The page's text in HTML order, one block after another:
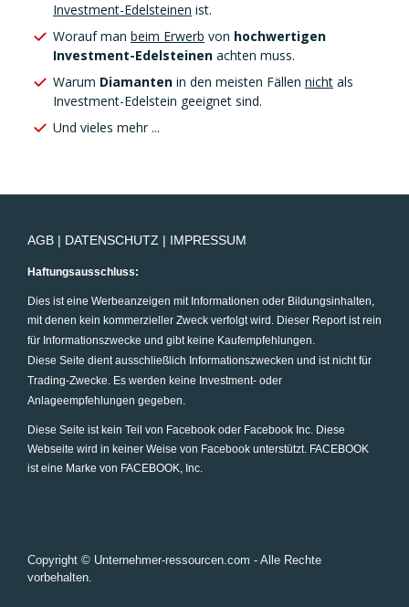
Investment-Edelsteinen ist.
Worauf man beim Erwerb von hochwertigen
Investment-Edelsteinen achten muss.
Warum Diamanten in den meisten Fällen nicht als
Investment-Edelstein geeignet sind.
Und vieles mehr ...
AGB | DATENSCHUTZ | IMPRESSUM
Haftungsausschluss:
Dies ist eine Werbeanzeigen mit Informationen oder Bildungsinhalten,
mit denen kein kommerzieller Zweck verfolgt wird. Dieser Report ist rein
für Informationszwecke und gibt keine Kaufempfehlungen.
Diese Seite dient ausschließlich Informationszwecken und ist nicht für
Trading-Zwecke. Es werden keine Investment- oder
Anlageempfehlungen gegeben.
Diese Seite ist kein Teil von Facebook oder Facebook Inc. Diese
Webseite wird in keiner Weise von Facebook unterstützt. FACEBOOK
ist eine Marke von FACEBOOK, Inc.
Copyright © Unternehmer-ressourcen.com - Alle Rechte
vorbehalten.